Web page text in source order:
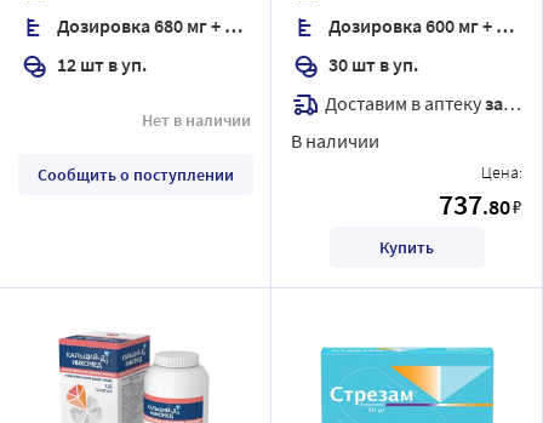
Дозировка 680 мг + 80 мг
12 шт в уп.
Нет в наличии
Сообщить о поступлении
Дозировка 600 мг + 1000 МЕ
30 шт в уп.
Доставим в аптекузавтра
В наличии
Цена:
737.80₽
Купить